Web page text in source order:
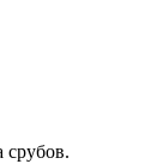
срубов.